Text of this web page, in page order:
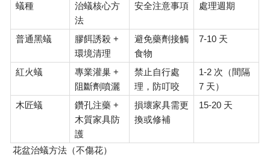
蟻種
治蟻核心方
法
安全注意事項 處理週期
普通黑蟻 膠餌誘殺 +
環境清理
避免藥劑接觸
食物
7-10 天
紅火蟻 專業灌巢 +
阻斷劑噴灑
禁止自行處
理，防叮咬
1-2 次（間隔
7 天）
木匠蟻
鑽孔注藥 +
木質家具防
護
損壞家具需更
換或修補
15-20 天
花盆治蟻方法（不傷花）